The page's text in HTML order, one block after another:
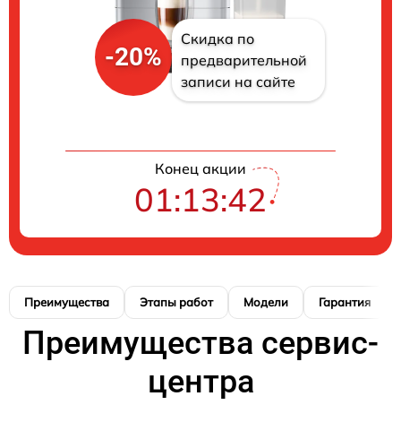
-20%
Скидка по
предварительной
записи на сайте
Конец акции
01:13:41
Преимущества Этапы работ Модели Гарантия
Преимущества сервис-
центра